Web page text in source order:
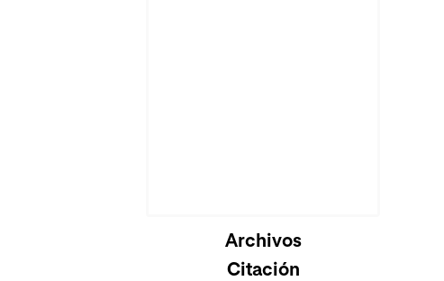
Archivos
Citación